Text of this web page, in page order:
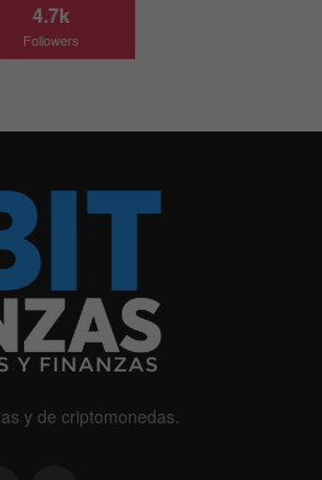
4.7k
Followers
y de criptomonedas.